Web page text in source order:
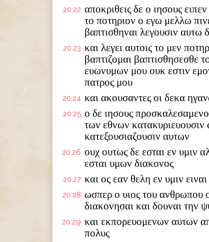
20:22 αποκριθεις δε ο ιησους
το ποτηριον ο εγω μελλω
βαπτισθηναι λεγουσιν αυτω
20:23 και λεγει αυτοις το μεν
βαπτιζομαι βαπτισθησεσθε
ευωνυμων μου ουκ εστιν
πατρος μου
20:24 και ακουσαντες οι δεκα
20:25 ο δε ιησους
των εθνων κατακυριευουσιν
κατεξουσιαζουσιν αυτων
20:26 ουχ ουτως δε εσται εν υμιν
εσται υμων διακονος
20:27 και ος εαν θελη εν υμιν
20:28 ωσπερ ο υιος του ανθρωπου
διακονησαι και δουναι την
20:29 και εκπορευομενων αυτων
πολυς